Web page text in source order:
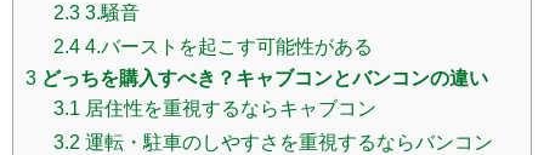
2.3 3.騒音
2.4 4.バーストを起こす可能性がある
3 どっちを購入すべき？キャブコンとバンコンの違い
3.1 居住性を重視するならキャブコン
3.2 運転・駐車のしやすさを重視するならバンコン